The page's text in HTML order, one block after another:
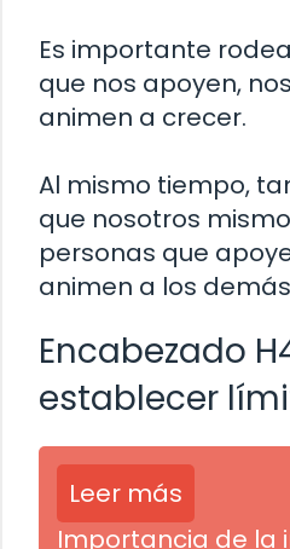
Es importante
que nos apoyen,
animen a crecer.
Al mismo tiempo,
que nosotros
personas que
animen a los
Encabezado
establecer
Leer más
Importancia de la